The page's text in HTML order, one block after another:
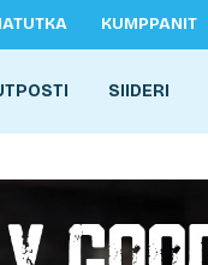
KUMPPANIT
SIIDERI